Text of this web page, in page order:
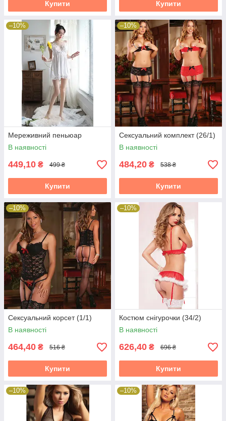
Купити Купити
–10%
Мереживний пеньюар
В наявності
449,10 ₴ 499 ₴
Купити
–10%
Сексуальний комплект (26/1)
В наявності
484,20 ₴ 538 ₴
Купити
–10%
Сексуальний корсет (1/1)
В наявності
464,40 ₴ 516 ₴
Купити
–10%
Костюм снігурочки (34/2)
В наявності
626,40 ₴ 696 ₴
Купити
–10% –10%